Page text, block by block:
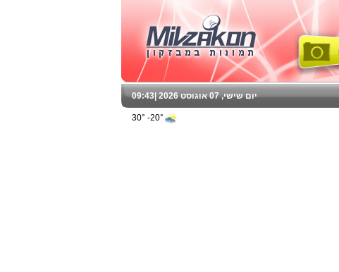
09:43 יום שישי, 07 אוגוסט 2026 |
20°- 30°